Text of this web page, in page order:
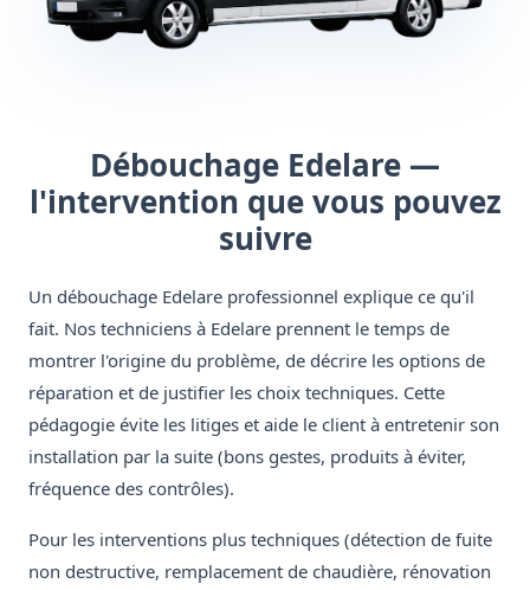
Débouchage Edelare —
l'intervention que vous pouvez
suivre
Un débouchage Edelare professionnel explique ce qu'il
fait. Nos techniciens à Edelare prennent le temps de
montrer l'origine du problème, de décrire les options de
réparation et de justifier les choix techniques. Cette
pédagogie évite les litiges et aide le client à entretenir son
installation par la suite (bons gestes, produits à éviter,
fréquence des contrôles).
Pour les interventions plus techniques (détection de fuite
non destructive, remplacement de chaudière, rénovation